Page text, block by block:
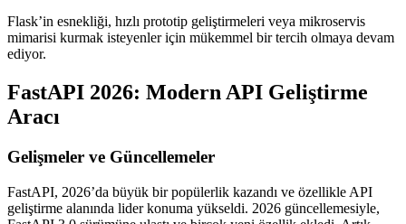
Flask’in esnekliği, hızlı prototip geliştirmeleri veya mikroservis
mimarisi kurmak isteyenler için mükemmel bir tercih olmaya devam
ediyor.
FastAPI 2026: Modern API Geliştirme
Aracı
Gelişmeler ve Güncellemeler
FastAPI, 2026’da büyük bir popülerlik kazandı ve özellikle API
geliştirme alanında lider konuma yükseldi. 2026 güncellemesiyle,